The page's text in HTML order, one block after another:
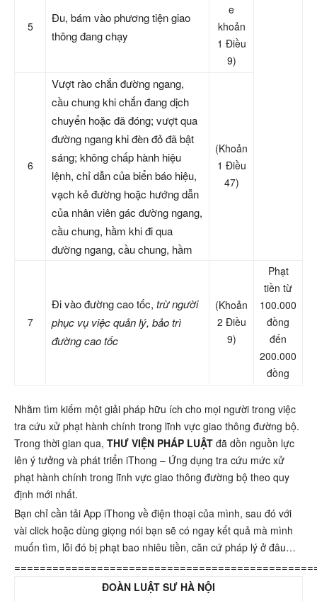
5
Đu, bám vào phương tiện giao
thông đang chạy
e
khoản
1 Điều
9)
6
Vượt rào chắn đường ngang,
cầu chung khi chắn đang dịch
chuyển hoặc đã đóng; vượt qua
đường ngang khi đèn đỏ đã bật
sáng; không chấp hành hiệu
lệnh, chỉ dẫn của biển báo hiệu,
vạch kẻ đường hoặc hướng dẫn
của nhân viên gác đường ngang,
cầu chung, hầm khi đi qua
đường ngang, cầu chung, hầm
(Khoản
1 Điều
47)
7
Đi vào đường cao tốc, trừ người
phục vụ việc quản lý, bảo trì
đường cao tốc
(Khoản
2 Điều
9)
Phạt
tiền từ
100.000
đồng
đến
200.000
đồng
Nhằm tìm kiếm một giải pháp hữu ích cho mọi người trong việc
tra cứu xử phạt hành chính trong lĩnh vực giao thông đường bộ.
Trong thời gian qua, THƯ VIỆN PHÁP LUẬT đã dồn nguồn lực
lên ý tưởng và phát triển iThong – Ứng dụng tra cứu mức xử
phạt hành chính trong lĩnh vực giao thông đường bộ theo quy
định mới nhất.
Bạn chỉ cần tải App iThong về điện thoại của mình, sau đó với
vài click hoặc dùng giọng nói bạn sẽ có ngay kết quả mà mình
muốn tìm, lỗi đó bị phạt bao nhiêu tiền, căn cứ pháp lý ở đâu…
ĐOÀN LUẬT SƯ HÀ NỘI